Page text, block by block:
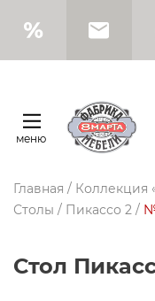
меню
Главная / Коллекция
Столы / Пикассо 2 /
стол